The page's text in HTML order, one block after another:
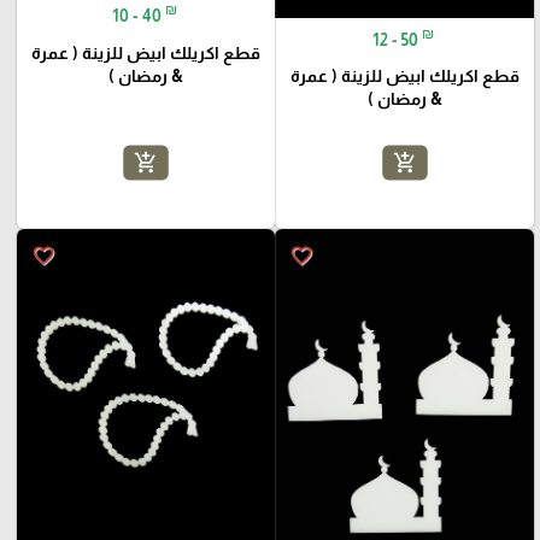
12 - 50 ₪
قطع اكريلك ابيض للزينة ( عمرة
& رمضان )
add_shopping_cart
10 - 40 ₪
قطع اكريلك ابيض للزينة ( عمرة
& رمضان )
add_shopping_cart
favorite_border
favorite_border